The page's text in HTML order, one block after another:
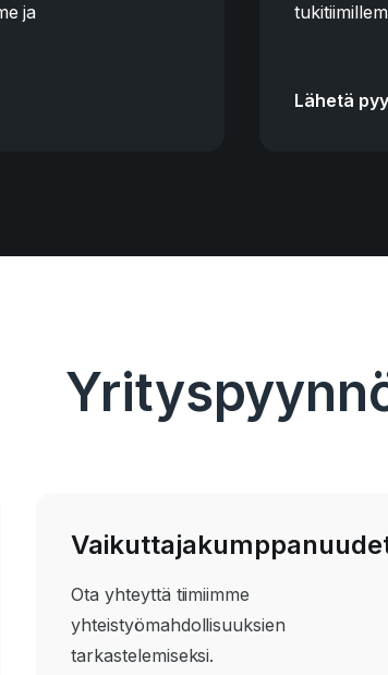
ja
Lähetä
Ota yhteyttä tiimiimme
yhteistyömahdollisuuksien
tarkastelemiseksi.